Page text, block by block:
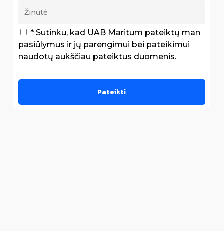
* Sutinku, kad UAB Maritum pateiktų man
pasiūlymus ir jų parengimui bei pateikimui
naudotų aukščiau pateiktus duomenis.